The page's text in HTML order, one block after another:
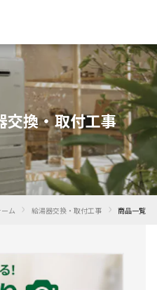
交換・取付工事
ム › 給湯器交換・取付工事 › 商品一覧